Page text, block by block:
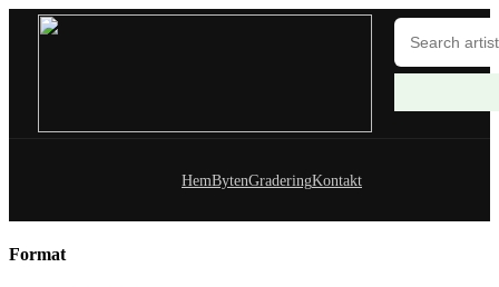
HemBytenGraderingKontakt
Format